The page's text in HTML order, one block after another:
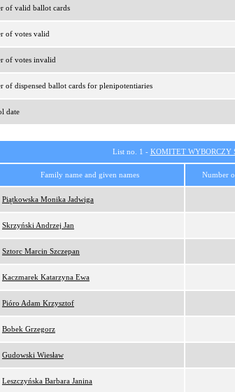
of valid ballot cards
of votes valid
of votes invalid
of dispensed ballot cards for plenipotentiaries
date
List no. 1 - KOMITET WYBORCZY
Family name and given names Number
Piątkowska Monika Jadwiga
Skrzyński Andrzej Jan
Sztorc Marcin Szczepan
Kaczmarek Katarzyna Ewa
Pióro Adam Krzysztof
Bobek Grzegorz
Gudowski Wiesław
Leszczyńska Barbara Janina